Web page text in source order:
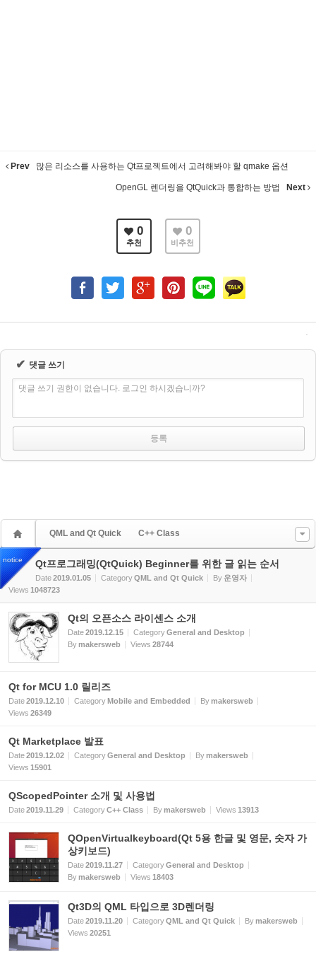
Prev 많은 리소스를 사용하는 Qt프로젝트에서 고려해봐야 할 qmake 옵션
OpenGL 렌더링을 QtQuick과 통합하는 방법 Next
0
추천
0
비추천
✔ 댓글 쓰기
댓글 쓰기 권한이 없습니다. 로그인 하시겠습니까?
QML and Qt Quick C++ Class
notice Qt프로그래밍(QtQuick) Beginner를 위한 글 읽는 순서
Date2019.01.05 CategoryQML and Qt Quick By 운영자
Views 1048723
Qt의 오픈소스 라이센스 소개
Date2019.12.15 CategoryGeneral and Desktop
Bymakersweb Views 28744
Qt for MCU 1.0 릴리즈
Date2019.12.10 CategoryMobile and Embedded Bymakersweb
Views 26349
Qt Marketplace 발표
Date2019.12.02 CategoryGeneral and Desktop Bymakersweb
Views 15901
QScopedPointer 소개 및 사용법
Date2019.11.29 CategoryC++ Class Bymakersweb Views 13913
QOpenVirtualkeyboard(Qt 5용 한글 및 영문, 숫자 가
상키보드)
Date2019.11.27 CategoryGeneral and Desktop
Bymakersweb Views 18403
Qt3D의 QML 타입으로 3D렌더링
Date2019.11.20 CategoryQML and Qt Quick Bymakersweb
Views 20251